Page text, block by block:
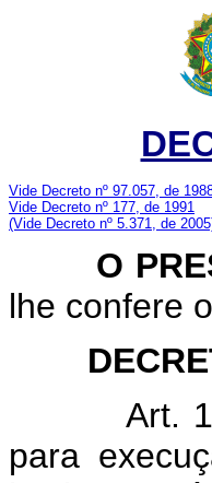
Vide Decreto nº 97.057, de
Vide Decreto nº 177, de 1991
(Vide Decreto nº 5.371, de
O
lhe confere
Art. 1º
para